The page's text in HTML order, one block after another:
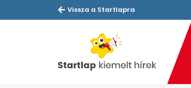
Vissza a Startlapra